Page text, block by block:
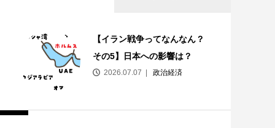
【イラン戦争ってなんなん？
その5】日本への影響は？
2026.07.07 政治経済